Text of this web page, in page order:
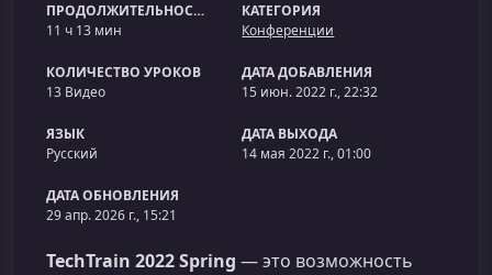
ПРОДОЛЖИТЕЛЬНОСТЬ
11 ч 13 мин
КАТЕГОРИЯ
Конференции
КОЛИЧЕСТВО УРОКОВ
13 Видео
ДАТА ДОБАВЛЕНИЯ
15 июн. 2022 г., 22:32
ЯЗЫК
Русский
ДАТА ВЫХОДА
14 мая 2022 г., 01:00
ДАТА ОБНОВЛЕНИЯ
29 апр. 2026 г., 15:21
TechTrain 2022 Spring — это возможность